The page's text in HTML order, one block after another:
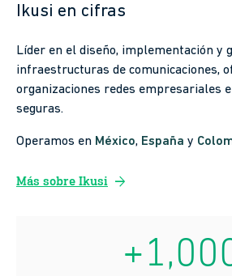
Ikusi en cifras
Líder en el diseño, implementación y
infraestructuras de comunicaciones,
organizaciones redes empresariales
seguras.
Operamos en México, España y
Más sobre Ikusi arrow_forward